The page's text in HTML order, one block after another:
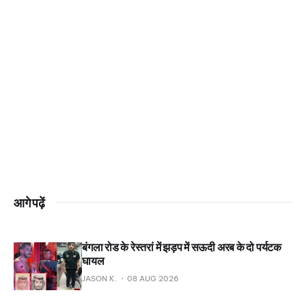
आगे पढ़ें
बंगला रोड के रेस्तरां में झड़प में सऊदी अरब के दो पर्यटक
घायल
JASON K. 08 AUG 2026